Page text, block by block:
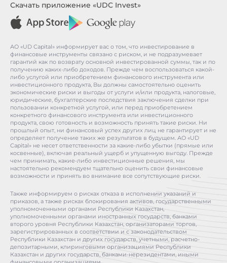
Скачать приложение «UDC Invest»
АО «UD Capital» информирует вас о том, что инвестирование в
финансовые инструменты связано с риском, и не подразумевает
гарантий как по возврату основной инвестированной суммы, так и по
получению каких-либо доходов. Прежде чем воспользоваться какой-
либо услугой или приобретением финансового инструмента или
инвестиционного продукта, Вы должны самостоятельно оценить
экономические риски и выгоды от услуги и/или продукта, налоговые,
юридические, бухгалтерские последствия заключения сделки при
пользовании конкретной услугой, или перед приобретением
конкретного финансового инструмента или инвестиционного
продукта, свою готовность и возможность принять такие риски. Ни
прошлый опыт, ни финансовый успех других лиц не гарантирует и не
определяет получение таких же результатов в будущем. АО «UD
Capital» не несет ответственности за какие-либо убытки (прямые или
косвенные), включая реальный ущерб и упущенную выгоду. Прежде
чем принимать, какие-либо инвестиционные решения, мы
настоятельно рекомендуем тщательно оценить свои финансовые
возможности и принять во внимание все сопутствующие риски.
Также информируем о рисках отказа в исполнении указаний и
приказов, а также рисках блокирования активов, государственными
уполномоченными органами Республики Казахстан,
уполномоченными органами иностранных государств, банками
второго уровня Республики Казахстан, организаторами торгов,
зарегистрированных в соответствии и с законодательством
Республики Казахстан и других государств, учетными, расчетно-
депозитарными, клиринговыми организациями Республики
Казахстан и других государств, банками-нерезидентами, иными